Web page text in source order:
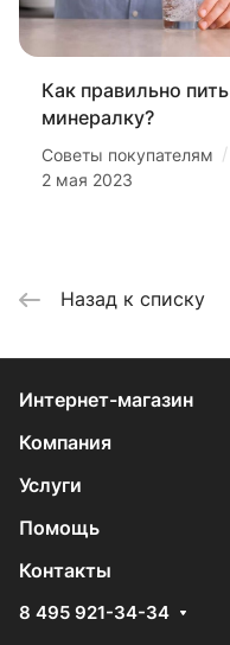
Как правильно пить
минералку?
Советы покупателям /
2 мая 2023
Назад к списку
Интернет-магазин
Компания
Услуги
Помощь
Контакты
8 495 921-34-34